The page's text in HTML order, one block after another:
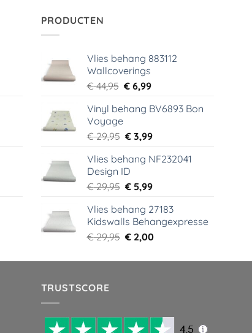
PRODUCTEN
Vlies behang 883112
Wallcoverings
€44,95 Oorspronkelijke
was:
€ 6,99Huidige
is:
Vinyl behang BV6893 Bon
Voyage
€29,95 Oorspronkelijke
was:
€ 29,95.
€ 3,99Huidige
is:
Vlies behang NF232041
Design ID
€29,95 Oorspronkelijke
was:
€ 29,95.
€ 5,99Huidige
is:
€ 5,99.
Vlies behang 27183
Kidswalls Behangexpresse
€29,95 Oorspronkelijke
was:
€ 2,00Huidige
is:
TRUSTSCORE